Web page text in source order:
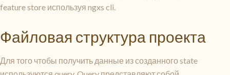
feature store используя ngxs cli.
Файловая структура проекта
Для того чтобы получить данные из созданного state